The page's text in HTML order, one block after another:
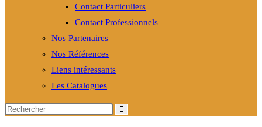
Contact Particuliers
Contact Professionnels
Nos Partenaires
Nos Références
Liens intéressants
Les Catalogues